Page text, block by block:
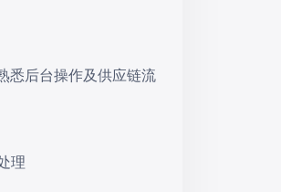
悉后台操作及供应链流
理